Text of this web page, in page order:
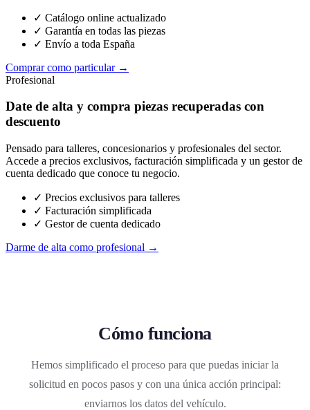
✓ Catálogo online actualizado
✓ Garantía en todas las piezas
✓ Envío a toda España
Comprar como particular →
Profesional
Date de alta y compra piezas recuperadas con
descuento
Pensado para talleres, concesionarios y profesionales del sector.
Accede a precios exclusivos, facturación simplificada y un gestor de
cuenta dedicado que conoce tu negocio.
✓ Precios exclusivos para talleres
✓ Facturación simplificada
✓ Gestor de cuenta dedicado
Darme de alta como profesional →
Cómo funciona
Hemos simplificado el proceso para que puedas iniciar la
solicitud en pocos pasos y con una única acción principal:
enviarnos los datos del vehículo.